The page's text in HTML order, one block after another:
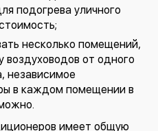
подогрева уличного
несколько помещений,
от одного
независимое
в каждом помещении в
имеет общую